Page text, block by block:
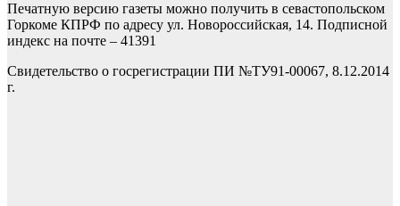
Печатную версию газеты можно получить в севастопольском
Горкоме КПРФ по адресу ул. Новороссийская, 14. Подписной
индекс на почте – 41391
Свидетельство о госрегистрации ПИ №ТУ91-00067, 8.12.2014
г.